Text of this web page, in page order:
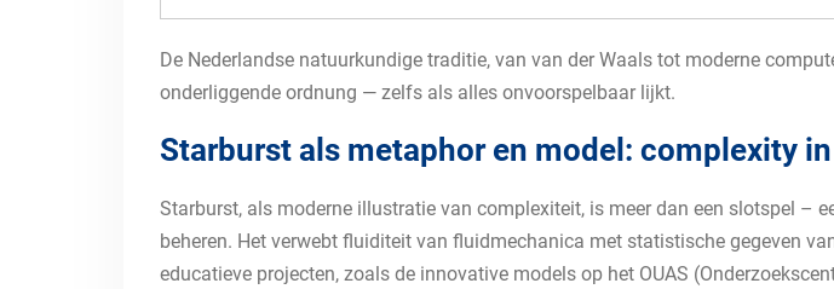
De Nederlandse natuurkundige traditie, van van der Waals tot moderne
onderliggende ordnung — zelfs als alles onvoorspelbaar lijkt.
Starburst als metaphor en model: complexity
Starburst, als moderne illustratie van complexiteit, is meer dan een slotspel –
beheren. Het verwebt fluiditeit van fluidmechanica met statistische gegeven
educatieve projecten, zoals de innovative models op het OUAS